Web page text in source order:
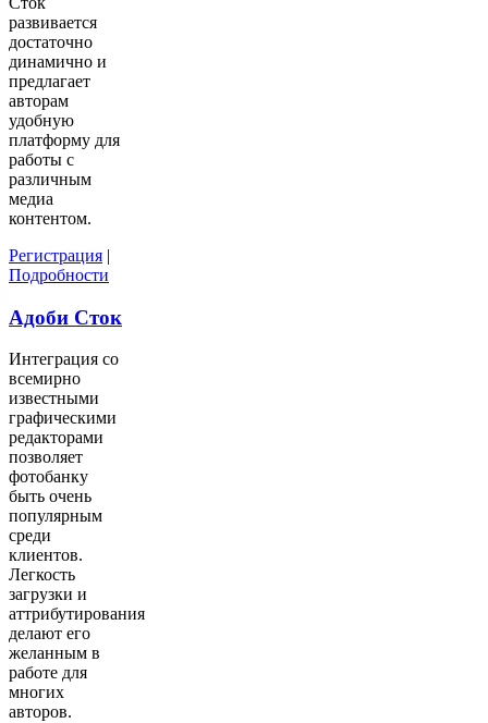
развивается
достаточно
динамично и
предлагает
авторам
удобную
платформу для
работы с
различным
медиа
контентом.
Регистрация |
Подробности
Адоби Сток
Интеграция со
всемирно
известными
графическими
редакторами
позволяет
фотобанку
быть очень
популярным
среди
клиентов.
Легкость
загрузки и
аттрибутирования
делают его
желанным в
работе для
многих
авторов.